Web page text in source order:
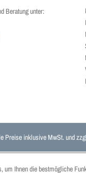
Beratung unter:
Preise inklusive MwSt. und
um Ihnen die bestmögliche